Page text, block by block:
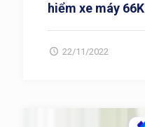
hiểm xe máy 66K
22/11/2022